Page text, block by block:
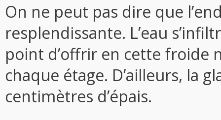
On ne peut pas dire que
resplendissante. L’eau
point d’offrir en cette froide
chaque étage. D’ailleurs, la
centimètres d’épais.